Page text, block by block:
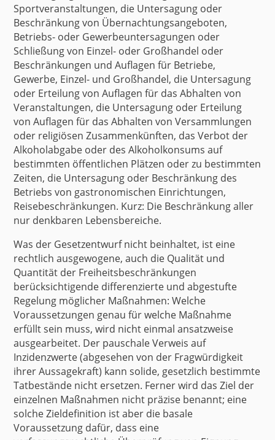
Sportveranstaltungen, die Untersagung oder
Beschränkung von Übernachtungsangeboten,
Betriebs- oder Gewerbeuntersagungen oder
Schließung von Einzel- oder Großhandel oder
Beschränkungen und Auflagen für Betriebe,
Gewerbe, Einzel- und Großhandel, die Untersagung
oder Erteilung von Auflagen für das Abhalten von
Veranstaltungen, die Untersagung oder Erteilung
von Auflagen für das Abhalten von Versammlungen
oder religiösen Zusammenkünften, das Verbot der
Alkoholabgabe oder des Alkoholkonsums auf
bestimmten öffentlichen Plätzen oder zu bestimmten
Zeiten, die Untersagung oder Beschränkung des
Betriebs von gastronomischen Einrichtungen,
Reisebeschränkungen. Kurz: Die Beschränkung aller
nur denkbaren Lebensbereiche.
Was der Gesetzentwurf nicht beinhaltet, ist eine
rechtlich ausgewogene, auch die Qualität und
Quantität der Freiheitsbeschränkungen
berücksichtigende differenzierte und abgestufte
Regelung möglicher Maßnahmen: Welche
Voraussetzungen genau für welche Maßnahme
erfüllt sein muss, wird nicht einmal ansatzweise
ausgearbeitet. Der pauschale Verweis auf
Inzidenzwerte (abgesehen von der Fragwürdigkeit
ihrer Aussagekraft) kann solide, gesetzlich bestimmte
Tatbestände nicht ersetzen. Ferner wird das Ziel der
einzelnen Maßnahmen nicht präzise benannt; eine
solche Zieldefinition ist aber die basale
Voraussetzung dafür, dass eine